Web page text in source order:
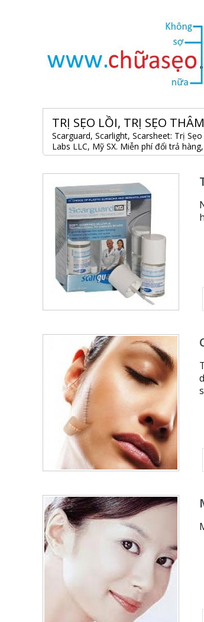
TRỊ SẸO LỒI, TRỊ SẸO
Scarguard, Scarlight, Scarsheet: Trị
Labs LLC, Mỹ SX. Miễn phí đổi trả